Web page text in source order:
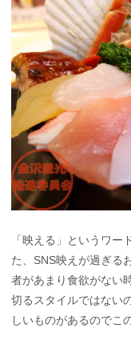
「映える」というワー
た、SNS映えが過ぎる
者があまり食欲がない
切るスタイルではない
しいものがあるのでこ